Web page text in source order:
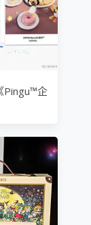
Pingu™企